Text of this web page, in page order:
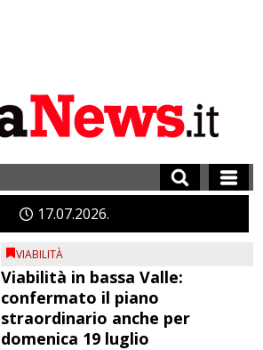
1707 2026
VIABILITÀ
Viabilità in bassa Valle:
confermato il piano
straordinario anche per
domenica 19 luglio